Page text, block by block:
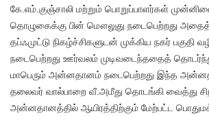
கே.எம்.குஞ்சாலி மற்றும் பொறுப்பாளர்கள்
தொழுகைக்கு பின் மௌலுது நடைபெற்றது
தப்ஃமுட்டு நிகழ்ச்சிகளுடன் முக்கிய நகர் பகுதி
நடைபெற்றது ஊர்வலம் முடிவடைந்ததைத்
மாபெரும் அன்னதானம் நடைபெற்றது இந்த
தலைவர் வால்பாறை வீ.அமீது தொடங்கி வைத்து
அன்னதானத்தில் ஆயிரத்திற்கும் மேற்பட்ட